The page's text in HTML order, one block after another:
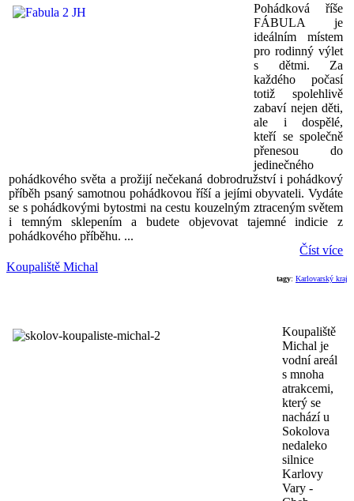
Pohádková říše
FÁBULA je
ideálním místem
pro rodinný výlet
s dětmi. Za
každého počasí
totiž spolehlivě
zabaví nejen děti,
ale i dospělé,
kteří se společně
přenesou do
jedinečného
pohádkového světa a prožijí nečekaná dobrodružství i pohádkový
příběh psaný samotnou pohádkovou říší a jejími obyvateli. Vydáte
se s pohádkovými bytostmi na cestu kouzelným ztraceným světem
i temným sklepením a budete objevovat tajemné indicie z
pohádkového příběhu. ...
Číst více
tagy: Karlovarský kraj
Koupaliště Michal
Koupaliště
Michal je
vodní areál
s mnoha
atrakcemi,
který se
nachází u
Sokolova
nedaleko
silnice
Karlovy
Vary -